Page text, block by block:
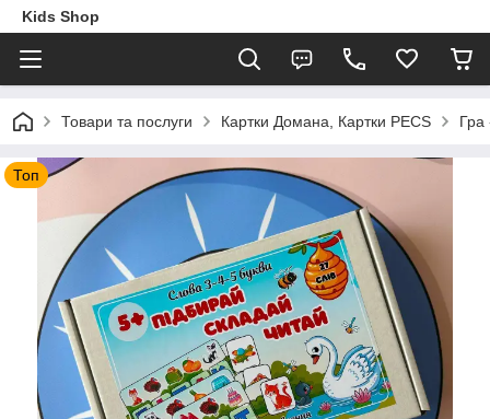
Kids Shop
Товари та послуги Картки Домана, Картки PECS Гра
Топ